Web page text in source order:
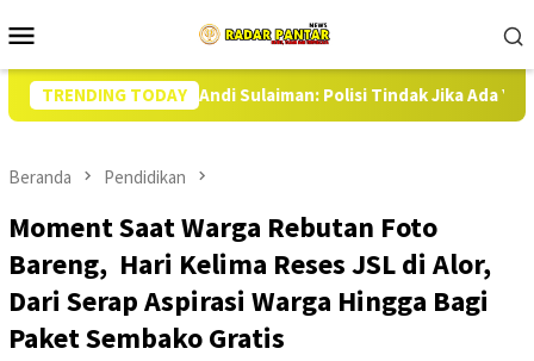
ke
Mobile
TRENDING TODAY
Andi Sulaiman: Polisi Tindak Jika Ada Yang Bermain Harga
Beranda Pendidikan
Moment Saat Warga Rebutan Foto
Bareng, Hari Kelima Reses JSL di Alor,
Dari Serap Aspirasi Warga Hingga Bagi
Paket Sembako Gratis